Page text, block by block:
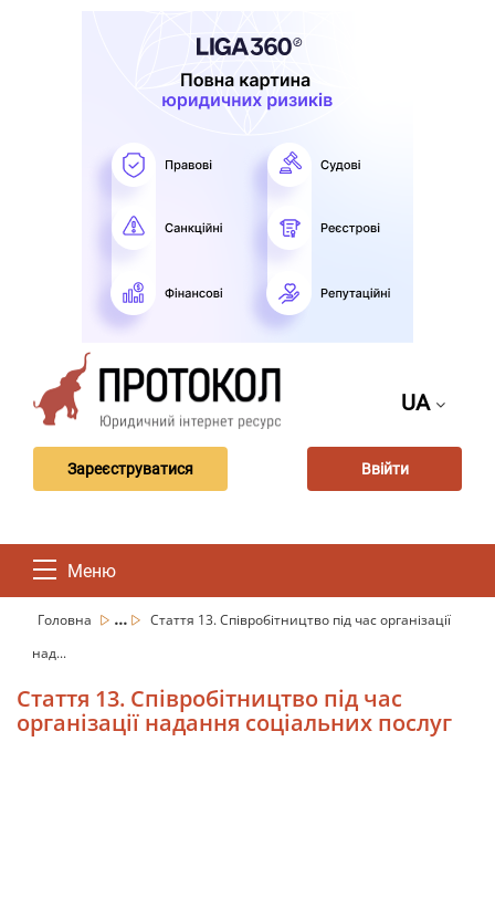
UA
Зареєструватися Ввійти
Меню
Головна ...
Стаття 13. Співробітництво під час організації
над...
Стаття 13. Співробітництво під час
організації надання соціальних послуг